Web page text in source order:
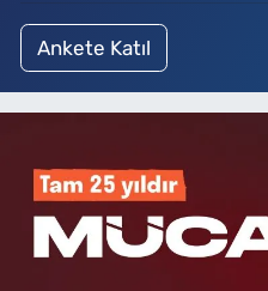
Ankete Katıl